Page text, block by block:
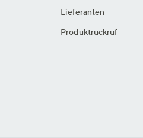
Lieferanten
Produktrückruf